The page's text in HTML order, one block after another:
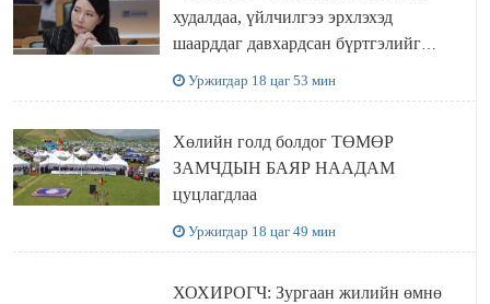
худалдаа, үйлчилгээ эрхлэхэд
шаарддаг давхардсан бүртгэлийг
Уржигдар 18 цаг 53 мин
Хөлийн голд болдог ТӨМӨР
ЗАМЧДЫН БАЯР НААДАМ
цуцлагдлаа
Уржигдар 18 цаг 49 мин
ХОХИРОГЧ: Зургаан жилийн өмнө